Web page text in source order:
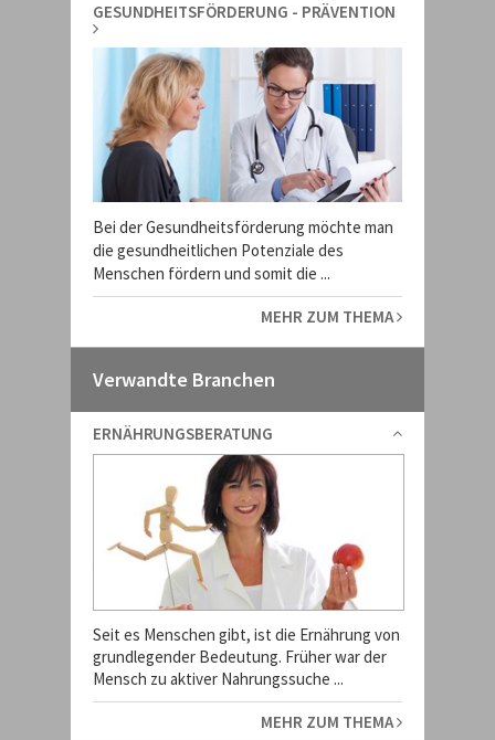
GESUNDHEITSFÖRDERUNG - PRÄVENTION
Bei der Gesundheitsförderung möchte man
die gesundheitlichen Potenziale des
Menschen fördern und somit die ...
MEHR ZUM THEMA
Verwandte Branchen
ERNÄHRUNGSBERATUNG
Seit es Menschen gibt, ist die Ernährung von
grundlegender Bedeutung. Früher war der
Mensch zu aktiver Nahrungssuche ...
MEHR ZUM THEMA